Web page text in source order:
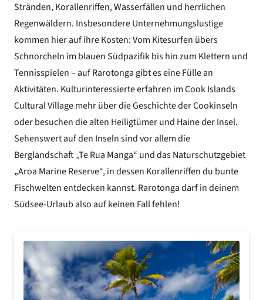
Stränden, Korallenriffen, Wasserfällen und herrlichen
Regenwäldern. Insbesondere Unternehmungslustige
kommen hier auf ihre Kosten: Vom Kitesurfen übers
Schnorcheln im blauen Südpazifik bis hin zum Klettern und
Tennisspielen – auf Rarotonga gibt es eine Fülle an
Aktivitäten. Kulturinteressierte erfahren im Cook Islands
Cultural Village mehr über die Geschichte der Cookinseln
oder besuchen die alten Heiligtümer und Haine der Insel.
Sehenswert auf den Inseln sind vor allem die
Berglandschaft „Te Rua Manga“ und das Naturschutzgebiet
„Aroa Marine Reserve“, in dessen Korallenriffen du bunte
Fischwelten entdecken kannst. Rarotonga darf in deinem
Südsee-Urlaubalso auf keinen Fall fehlen!